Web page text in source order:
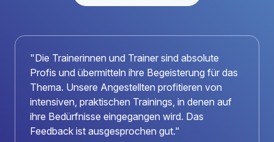
"Die Trainerinnen und Trainer sind absolute
Profis und übermitteln ihre Begeisterung für das
Thema. Unsere Angestellten profitieren von
intensiven, praktischen Trainings, in denen auf
ihre Bedürfnisse eingegangen wird. Das
Feedback ist ausgesprochen gut."